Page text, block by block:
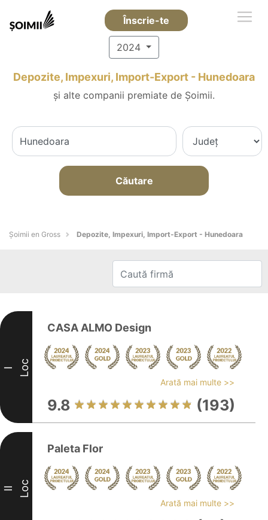
Înscrie-te
2024
Depozite, Impexuri, Import-Export - Hunedoara
și alte companii premiate de Șoimii.
Căutare
Șoimii en Gross Depozite, Impexuri, Import-Export - Hunedoara
I Loc
CASA ALMO Design
Arată mai multe >>
9.8 (193)
II Loc
Paleta Flor
Arată mai multe >>